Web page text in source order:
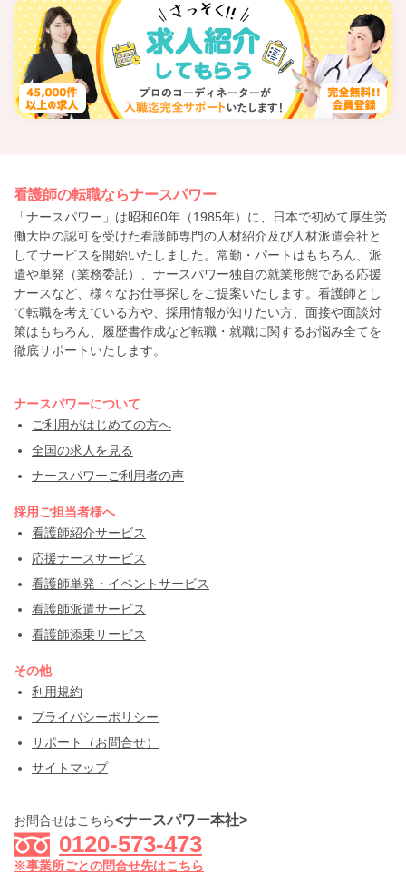
看護師の転職ならナースパワー
「ナースパワー」は昭和60年（1985年）に、日本で初めて厚生労
働大臣の認可を受けた看護師専門の人材紹介及び人材派遣会社と
してサービスを開始いたしました。常勤・パートはもちろん、派
遣や単発（業務委託）、ナースパワー独自の就業形態である応援
ナースなど、様々なお仕事探しをご提案いたします。看護師とし
て転職を考えている方や、採用情報が知りたい方、面接や面談対
策はもちろん、履歴書作成など転職・就職に関するお悩み全てを
徹底サポートいたします。
ナースパワーについて
ご利用がはじめての方へ
全国の求人を見る
ナースパワーご利用者の声
採用ご担当者様へ
看護師紹介サービス
応援ナースサービス
看護師単発・イベントサービス
看護師派遣サービス
看護師添乗サービス
その他
利用規約
プライバシーポリシー
サポート（お問合せ）
サイトマップ
お問合せはこちら<ナースパワー本社>
0120-573-473
※事業所ごとの問合せ先はこちら